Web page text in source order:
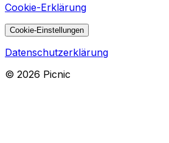
Cookie-Erklärung
Cookie-Einstellungen
Datenschutzerklärung
© 2026 Picnic